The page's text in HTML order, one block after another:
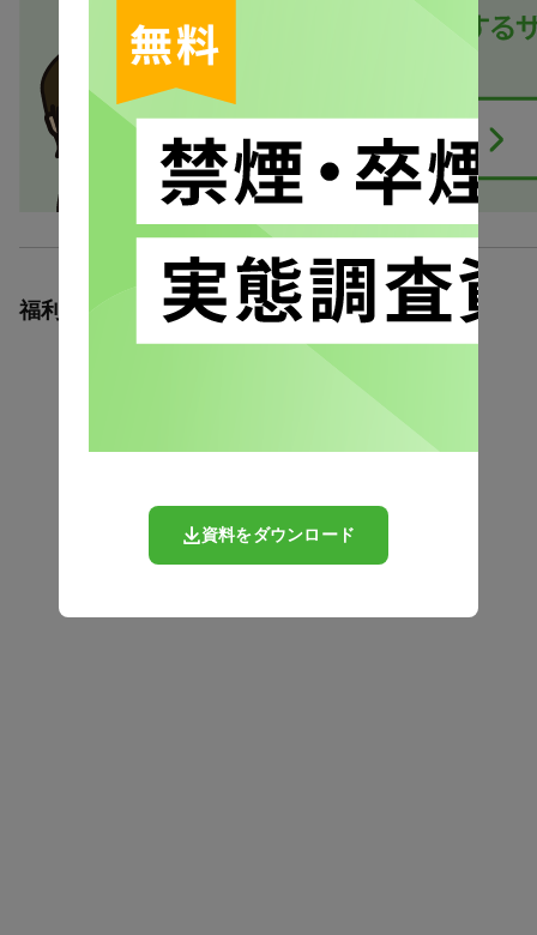
福利厚生研究所の記事
資料をダウンロード